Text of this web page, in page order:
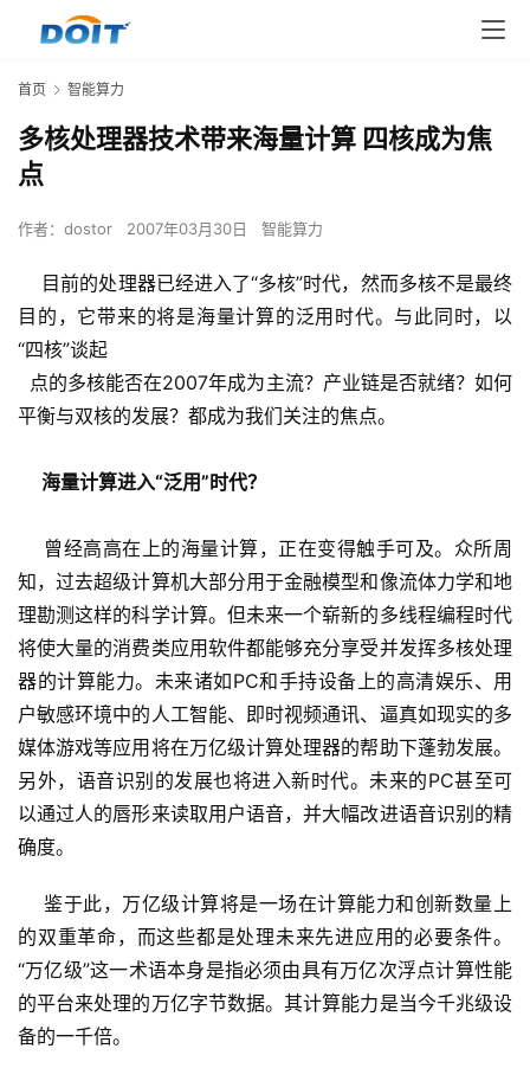
首页 智能算力
多核处理器技术带来海量计算 四核成为焦
点
作者： dostor 2007年03月30日 智能算力
目前的处理器已经进入了“多核”时代，然而多核不是最终
目的，它带来的将是海量计算的泛用时代。与此同时，以
“四核”谈起
点的多核能否在2007年成为主流？产业链是否就绪？如何
平衡与双核的发展？都成为我们关注的焦点。
海量计算进入“泛用”时代？
曾经高高在上的海量计算，正在变得触手可及。众所周
知，过去超级计算机大部分用于金融模型和像流体力学和地
理勘测这样的科学计算。但未来一个崭新的多线程编程时代
将使大量的消费类应用软件都能够充分享受并发挥多核处理
器的计算能力。未来诸如PC和手持设备上的高清娱乐、用
户敏感环境中的人工智能、即时视频通讯、逼真如现实的多
媒体游戏等应用将在万亿级计算处理器的帮助下蓬勃发展。
另外，语音识别的发展也将进入新时代。未来的PC甚至可
以通过人的唇形来读取用户语音，并大幅改进语音识别的精
确度。
鉴于此，万亿级计算将是一场在计算能力和创新数量上
的双重革命，而这些都是处理未来先进应用的必要条件。
“万亿级”这一术语本身是指必须由具有万亿次浮点计算性能
的平台来处理的万亿字节数据。其计算能力是当今千兆级设
备的一千倍。